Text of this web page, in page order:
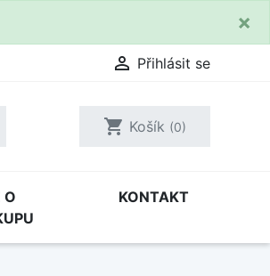
×
 Přihlásit se
shopping_cart Košík (0)
O
KONTAKT